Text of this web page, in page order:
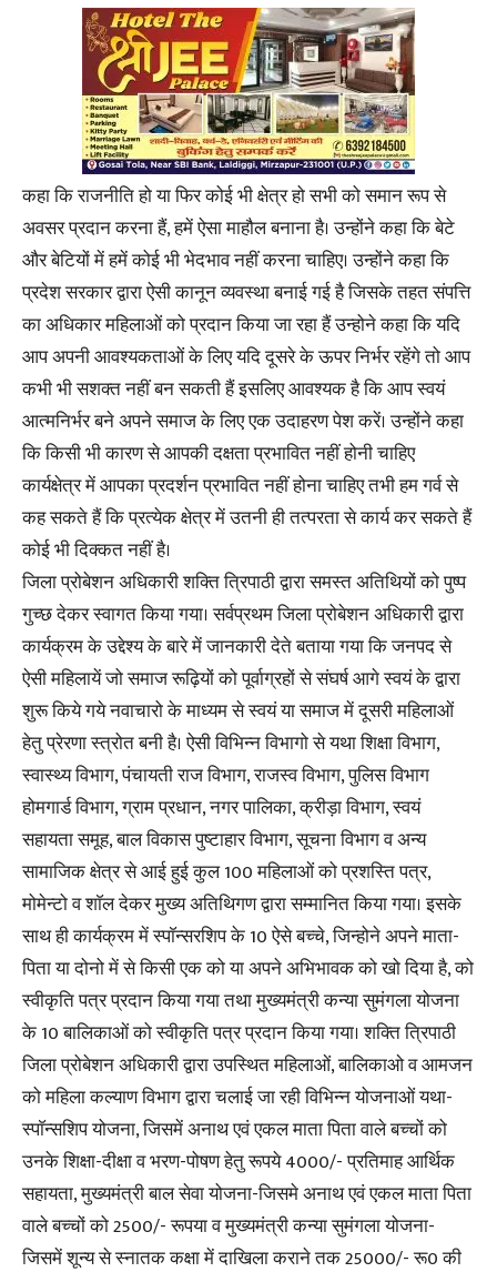
कहा कि राजनीति हो या फिर कोई भी क्षेत्र हो सभी को समान रूप से
अवसर प्रदान करना हैं, हमें ऐसा माहौल बनाना है। उन्होंने कहा कि बेटे
और बेटियों में हमें कोई भी भेदभाव नहीं करना चाहिए। उन्होंने कहा कि
प्रदेश सरकार द्वारा ऐसी कानून व्यवस्था बनाई गई है जिसके तहत संपत्ति
का अधिकार महिलाओं को प्रदान किया जा रहा हैं उन्होने कहा कि यदि
आप अपनी आवश्यकताओं के लिए यदि दूसरे के ऊपर निर्भर रहेंगे तो आप
कभी भी सशक्त नहीं बन सकती हैं इसलिए आवश्यक है कि आप स्वयं
आत्मनिर्भर बने अपने समाज के लिए एक उदाहरण पेश करें। उन्होंने कहा
कि किसी भी कारण से आपकी दक्षता प्रभावित नहीं होनी चाहिए
कार्यक्षेत्र में आपका प्रदर्शन प्रभावित नहीं होना चाहिए तभी हम गर्व से
कह सकते हैं कि प्रत्येक क्षेत्र में उतनी ही तत्परता से कार्य कर सकते हैं
कोई भी दिक्कत नहीं है।
जिला प्रोबेशन अधिकारी शक्ति त्रिपाठी द्वारा समस्त अतिथियों को पुष्प
गुच्छ देकर स्वागत किया गया। सर्वप्रथम जिला प्रोबेशन अधिकारी द्वारा
कार्यक्रम के उद्देश्य के बारे में जानकारी देते बताया गया कि जनपद से
ऐसी महिलायें जो समाज रूढ़ियों को पूर्वाग्रहों से संघर्ष आगे स्वयं के द्वारा
शुरू किये गये नवाचारो के माध्यम से स्वयं या समाज में दूसरी महिलाओं
हेतु प्रेरणा स्त्रोत बनी है। ऐसी विभिन्न विभागो से यथा शिक्षा विभाग,
स्वास्थ्य विभाग, पंचायती राज विभाग, राजस्व विभाग, पुलिस विभाग
होमगार्ड विभाग, ग्राम प्रधान, नगर पालिका, क्रीड़ा विभाग, स्वयं
सहायता समूह, बाल विकास पुष्टाहार विभाग, सूचना विभाग व अन्य
सामाजिक क्षेत्र से आई हुई कुल 100 महिलाओं को प्रशस्ति पत्र,
मोमेन्टो व शाॅल देकर मुख्य अतिथिगण द्वारा सम्मानित किया गया। इसके
साथ ही कार्यक्रम में स्पाॅन्सरशिप के 10 ऐसे बच्चे, जिन्होने अपने माता-
पिता या दोनो में से किसी एक को या अपने अभिभावक को खो दिया है, को
स्वीकृति पत्र प्रदान किया गया तथा मुख्यमंत्री कन्या सुमंगला योजना
के 10 बालिकाओं को स्वीकृति पत्र प्रदान किया गया। शक्ति त्रिपाठी
जिला प्रोबेशन अधिकारी द्वारा उपस्थित महिलाओं, बालिकाओ व आमजन
को महिला कल्याण विभाग द्वारा चलाई जा रही विभिन्न योजनाओं यथा-
स्पाॅन्सशिप योजना, जिसमें अनाथ एवं एकल माता पिता वाले बच्चों को
उनके शिक्षा-दीक्षा व भरण-पोषण हेतु रूपये 4000/- प्रतिमाह आर्थिक
सहायता, मुख्यमंत्री बाल सेवा योजना-जिसमे अनाथ एवं एकल माता पिता
वाले बच्चों को 2500/- रूपया व मुख्यमंत्री कन्या सुमंगला योजना-
जिसमें शून्य से स्नातक कक्षा में दाखिला कराने तक 25000/- रू0 की